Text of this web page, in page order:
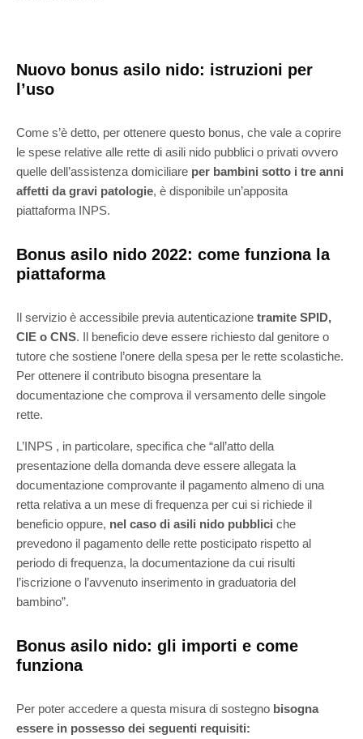
Nuovo bonus asilo nido: istruzioni per
l’uso
Come s’è detto, per ottenere questo bonus, che vale a coprire
le spese relative alle rette di asili nido pubblici o privati ovvero
quelle dell’assistenza domiciliare per bambini sotto i tre anni
affetti da gravi patologie, è disponibile un’apposita
piattaforma INPS.
Bonus asilo nido 2022: come funziona la
piattaforma
Il servizio è accessibile previa autenticazione tramite SPID,
CIE o CNS. Il beneficio deve essere richiesto dal genitore o
tutore che sostiene l’onere della spesa per le rette scolastiche.
Per ottenere il contributo bisogna presentare la
documentazione che comprova il versamento delle singole
rette.
L’INPS , in particolare, specifica che “all’atto della
presentazione della domanda deve essere allegata la
documentazione comprovante il pagamento almeno di una
retta relativa a un mese di frequenza per cui si richiede il
beneficio oppure, nel caso di asili nido pubblici che
prevedono il pagamento delle rette posticipato rispetto al
periodo di frequenza, la documentazione da cui risulti
l’iscrizione o l’avvenuto inserimento in graduatoria del
bambino”.
Bonus asilo nido: gli importi e come
funziona
Per poter accedere a questa misura di sostegno bisogna
essere in possesso dei seguenti requisiti: